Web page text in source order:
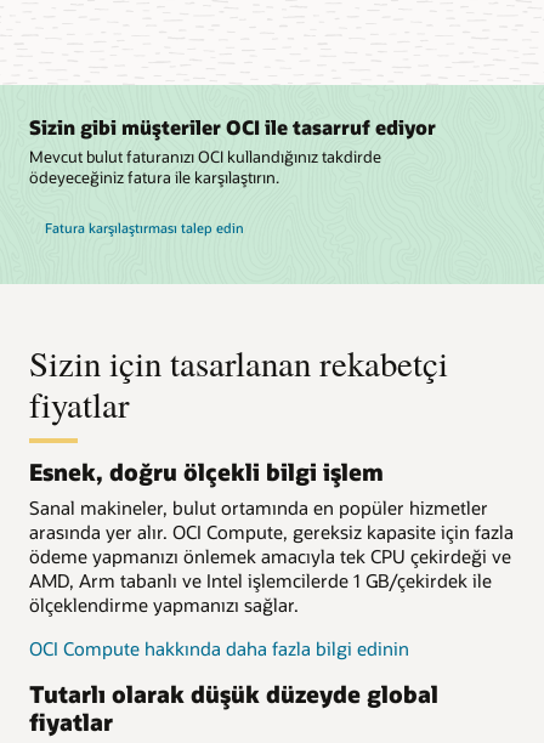
Sizin gibi müşteriler OCI ile tasarruf ediyor
Mevcut bulut faturanızı OCI kullandığınız takdirde
ödeyeceğiniz fatura ile karşılaştırın.
Fatura karşılaştırması talep edin
Sizin için tasarlanan rekabetçi
fiyatlar
Esnek, doğru ölçekli bilgi işlem
Sanal makineler, bulut ortamında en popüler hizmetler
arasında yer alır. OCI Compute, gereksiz kapasite için fazla
ödeme yapmanızı önlemek amacıyla tek CPU çekirdeği ve
AMD, Arm tabanlı ve Intel işlemcilerde 1 GB/çekirdek ile
ölçeklendirme yapmanızı sağlar.
OCI Compute hakkında daha fazla bilgi edinin
Tutarlı olarak düşük düzeyde global
fiyatlar